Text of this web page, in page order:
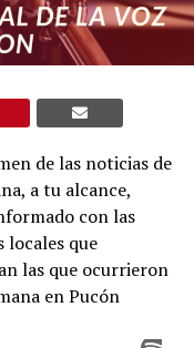
de las noticias de
a tu alcance,
con las
locales que
las que ocurrieron
en Pucón